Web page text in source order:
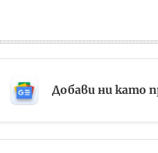
Добави ни като